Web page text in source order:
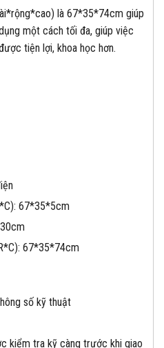
là 67*35*74cm giúp
một cách tối đa, giúp việc
tiện lợi, khoa học hơn.
67*35*5cm
67*35*74cm
số kỹ thuật
kiểm tra kỹ càng trước khi giao